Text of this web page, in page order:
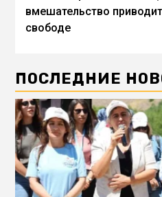
вмешательство
свободе
ПОСЛЕДНИЕ